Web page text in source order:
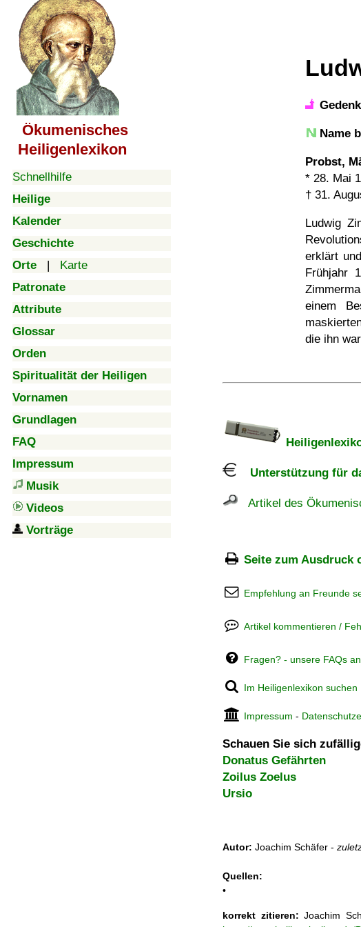
Ökumenisches
Heiligenlexikon
Schnellhilfe
Heilige
Kalender
Geschichte
Orte | Karte
Patronate
Attribute
Glossar
Orden
Spiritualität der Heiligen
Vornamen
Grundlagen
FAQ
Impressum
Musik
Videos
Vorträge
Name
Probst,
* 28. Mai
† 31.
Ludwig
erklärt
Frühjahr
einem
die ihn
Unterstützung für
Artikel des
Seite zum Ausdruck
Empfehlung an Freunde
Artikel kommentieren /
Fragen? - unsere FAQs
Im Heiligenlexikon suchen
Impressum -
Schauen Sie sich
Donatus Gefährten
Zoilus Zoelus
Ursio
Autor: Joachim Schäfer -
Quellen:
•
korrekt zitieren: Joachim